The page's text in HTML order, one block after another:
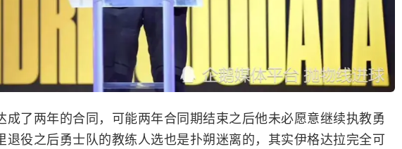
成了两年的合同，可能两年合同期结束之后他未必愿意继续执教勇
退役之后勇士队的教练人选也是扑朔迷离的，其实伊格达拉完全可